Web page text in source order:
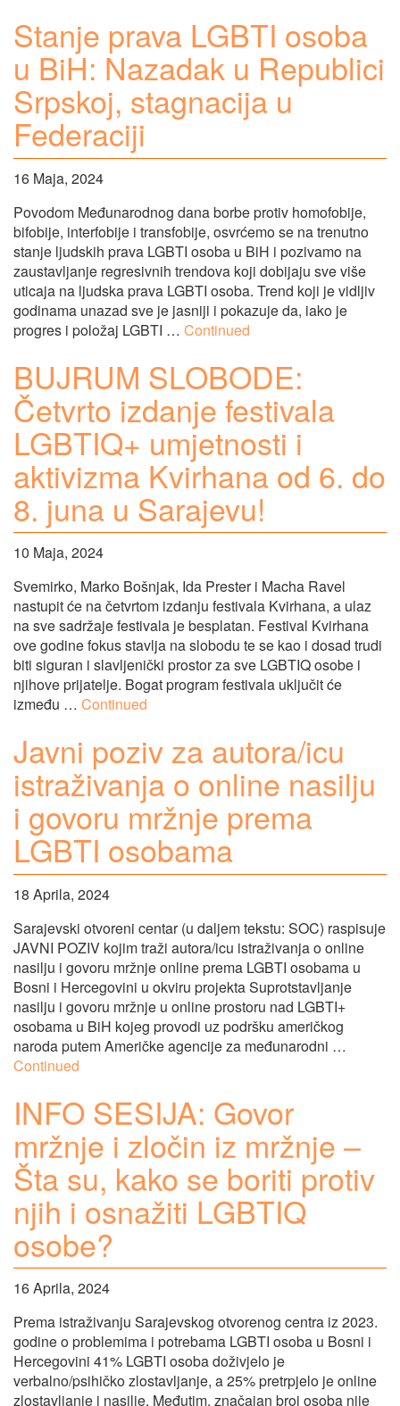
Stanje prava LGBTI osoba
u BiH: Nazadak u Republici
Srpskoj, stagnacija u
Federaciji
16 Maja, 2024
Povodom Međunarodnog dana borbe protiv homofobije,
bifobije, interfobije i transfobije, osvrćemo se na trenutno
stanje ljudskih prava LGBTI osoba u BiH i pozivamo na
zaustavljanje regresivnih trendova koji dobijaju sve više
uticaja na ljudska prava LGBTI osoba. Trend koji je vidljiv
godinama unazad sve je jasniji i pokazuje da, iako je
progres i položaj LGBTI … Continued
BUJRUM SLOBODE:
Četvrto izdanje festivala
LGBTIQ+ umjetnosti i
aktivizma Kvirhana od 6. do
8. juna u Sarajevu!
10 Maja, 2024
Svemirko, Marko Bošnjak, Ida Prester i Macha Ravel
nastupit će na četvrtom izdanju festivala Kvirhana, a ulaz
na sve sadržaje festivala je besplatan. Festival Kvirhana
ove godine fokus stavlja na slobodu te se kao i dosad trudi
biti siguran i slavljenički prostor za sve LGBTIQ osobe i
njihove prijatelje. Bogat program festivala uključit će
između … Continued
Javni poziv za autora/icu
istraživanja o online nasilju
i govoru mržnje prema
LGBTI osobama
18 Aprila, 2024
Sarajevski otvoreni centar (u daljem tekstu: SOC) raspisuje
JAVNI POZIV kojim traži autora/icu istraživanja o online
nasilju i govoru mržnje online prema LGBTI osobama u
Bosni i Hercegovini u okviru projekta Suprotstavljanje
nasilju i govoru mržnje u online prostoru nad LGBTI+
osobama u BiH kojeg provodi uz podršku američkog
naroda putem Američke agencije za međunarodni …
Continued
INFO SESIJA: Govor
mržnje i zločin iz mržnje –
Šta su, kako se boriti protiv
njih i osnažiti LGBTIQ
osobe?
16 Aprila, 2024
Prema istraživanju Sarajevskog otvorenog centra iz 2023.
godine o problemima i potrebama LGBTI osoba u Bosni i
Hercegovini 41% LGBTI osoba doživjelo je
verbalno/psihičko zlostavljanje, a 25% pretrpjelo je online
zlostavljanje i nasilje. Međutim, značajan broj osoba nije